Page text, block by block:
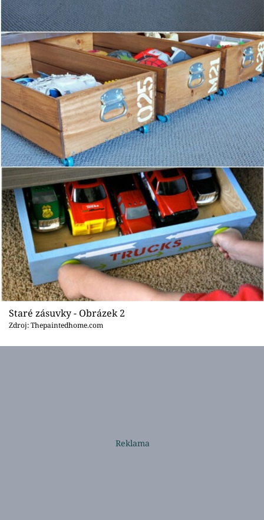
Staré zásuvky - Obrázek 2
Zdroj: Thepaintedhome.com